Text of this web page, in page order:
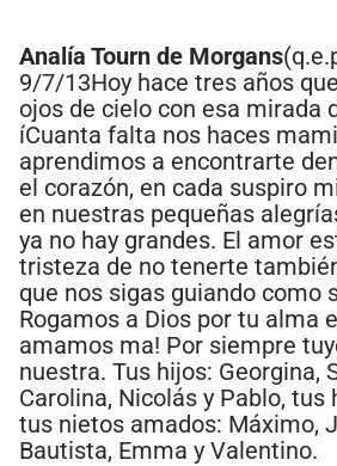
Analía Tourn de Morgans
9/7/13Hoy hace tres años
ojos de cielo con esa mirada
íCuanta falta nos haces
aprendimos a encontrarte
el corazón, en cada suspiro
en nuestras pequeñas
ya no hay grandes. El amor
tristeza de no tenerte
que nos sigas guiando como
Rogamos a Dios por tu alma
amamos ma! Por siempre
nuestra. Tus hijos: Georgina,
Carolina, Nicolás y Pablo, tus
tus nietos amados: Máximo,
Bautista, Emma y Valentino.